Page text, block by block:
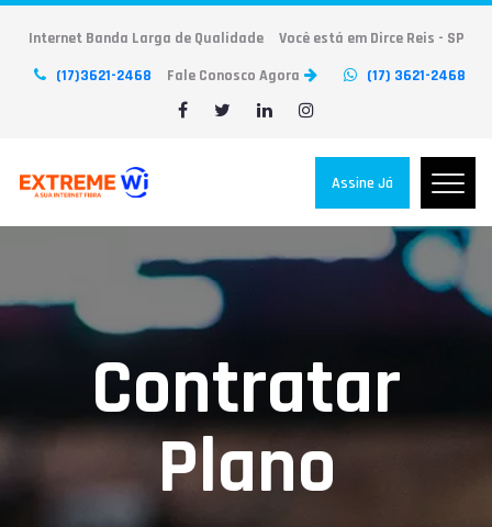
Internet Banda Larga de Qualidade
Você está em Dirce Reis - SP
(17)3621-2468
Fale Conosco Agora (17) 3621-2468
Assine Já
Contratar
Plano